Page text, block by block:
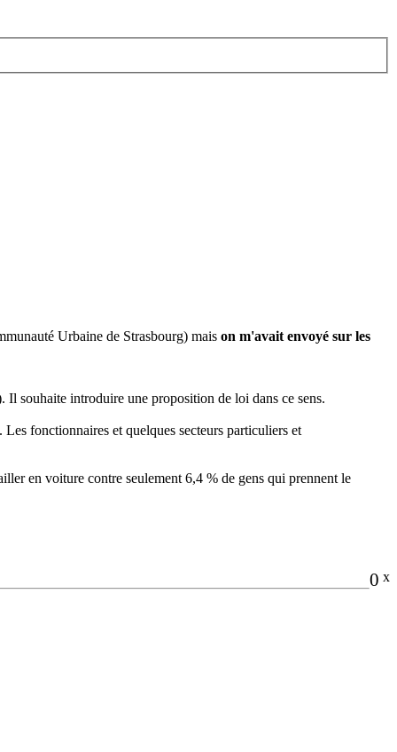
Urbaine de Strasbourg) mais on m'avait envoyé sur les
souhaite introduire une proposition de loi dans ce sens.
fonctionnaires et quelques secteurs particuliers et
en voiture contre seulement 6,4 % de gens qui prennent le
0 x